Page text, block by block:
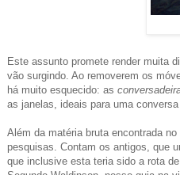
Este assunto promete render muita
vão surgindo. Ao removerem os
há muito esquecido: as
as janelas, ideais para uma
Além da matéria bruta encontrada
pesquisas. Contam os antigos, que
que inclusive esta teria sido a rota